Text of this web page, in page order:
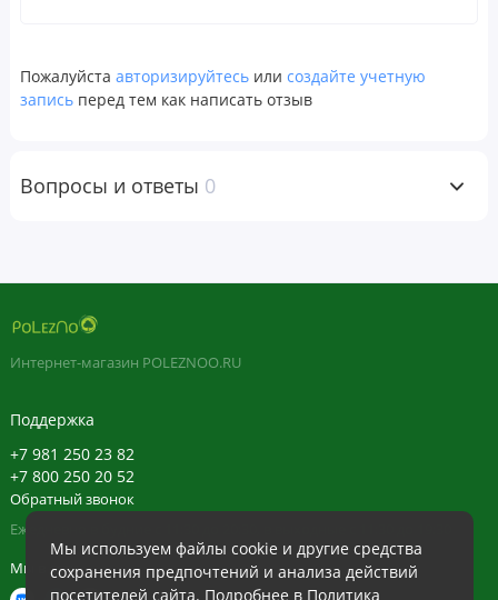
Натуральный ароматизатор «клубника», стеарат магния
Не содержит искусственных красителей, консервантов,
древесных орехов, ГМО.
Изготовлено компанией Natural Factors с гарантией
безопасности и эффективности в соответствии со
(FDA) США и Министерством здравоохранения Канады.
Предупреждения
Перед применением любых пищевых добавок во время
Пожалуйста авторизируйтесь или создайте учетную
запись перед тем как написать отзыв
Вопросы и ответы 0
Мы используем файлы cookie и другие средства
сохранения предпочтений и анализа действий
посетителей сайта. Подробнее в Политика
Интернет-магазин POLEZNOO.RU
Поддержка
+7 981 250 23 82
+7 800 250 20 52
Обратный звонок
Ежедневно в будние с 11:30 до 20:30, в выходные с 11:30 до 19:30
Мы в сети